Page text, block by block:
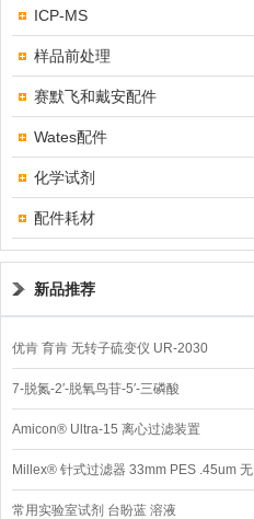
ICP-MS
样品前处理
赛默飞和戴安配件
Wates配件
化学试剂
配件耗材
新品推荐
优肯 育肯 无转子硫变仪 UR-2030
7-脱氮-2′-脱氧鸟苷-5′-三磷酸
Amicon® Ultra-15 离心过滤装置
Millex® 针式过滤器 33mm PES .45um 无
菌
常用实验室试剂 台盼蓝 溶液